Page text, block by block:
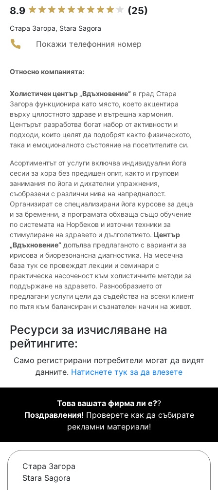
8.9 (25)
Стара Загора, Stara Sagora
Покажи телефонния номер
Относно компанията:
Холистичен център „Вдъхновение“ в град Стара
Загора функционира като място, което акцентира
върху цялостното здраве и вътрешна хармония.
Центърът разработва богат набор от активности и
подходи, които целят да подобрят както физическото,
така и емоционалното състояние на посетителите си.
Асортиментът от услуги включва индивидуални йога
сесии за хора без предишен опит, както и групови
занимания по йога и дихателни упражнения,
съобразени с различни нива на напредналост.
Организират се специализирани йога курсове за деца
и за бременни, а програмата обхваща също обучение
по системата на Норбеков и източни техники за
стимулиране на здравето и дълголетието. Център
„Вдъхновение“ допълва предлаганото с варианти за
ирисова и биорезонансна диагностика. На месечна
база тук се провеждат лекции и семинари с
практическа насоченост към холистичните методи за
поддържане на здравето. Разнообразието от
предлагани услуги цели да съдейства на всеки клиент
по пътя към балансиран и съзнателен начин на живот.
Ресурси за изчисляване на
рейтингите:
Само регистрирани потребители могат да видят
данните. Натиснете тук за да влезете
Това вашата фирма ли е??
Поздравления! Проверете как да събирате
рекламни материали!
Стара Загора
Stara Sagora